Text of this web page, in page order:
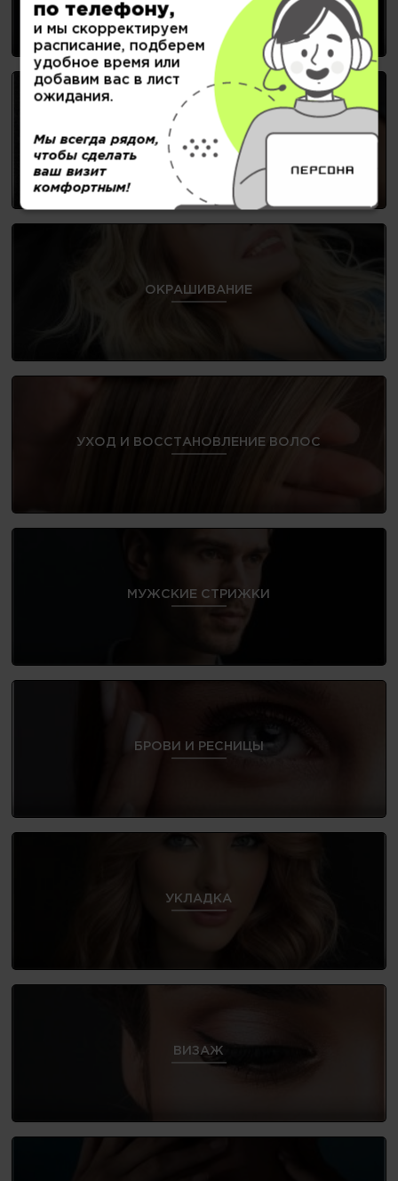
НОГТЕВОЙ СЕРВИС
ОКРАШИВАНИЕ
УХОД И ВОССТАНОВЛЕНИЕ ВОЛОС
МУЖСКИЕ СТРИЖКИ
БРОВИ И РЕСНИЦЫ
УКЛАДКА
ВИЗАЖ
по телефону,
и мы скорректируем
расписание, подберем
удобное время или
добавим вас в лист
ожидания.
Мы всегда рядом,
чтобы сделать
ваш визит
комфортным!